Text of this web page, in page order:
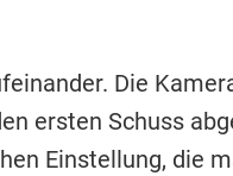
Die
ersten Schuss
Einstellung, die